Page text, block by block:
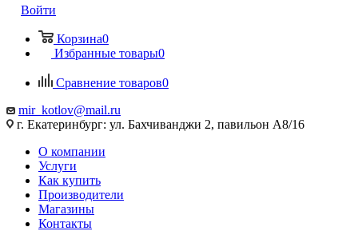
Войти
Корзина0
Избранные товары0
Сравнение товаров0
mir_kotlov@mail.ru
г. Екатеринбург: ул. Бахчиванджи 2, павильон А8/16
О компании
Услуги
Как купить
Производители
Магазины
Контакты